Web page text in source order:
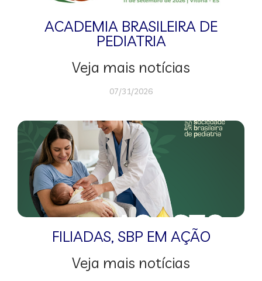
ACADEMIA BRASILEIRA DE
PEDIATRIA
Veja mais notícias
07/31/2026
FILIADAS, SBP EM AÇÃO
Veja mais notícias